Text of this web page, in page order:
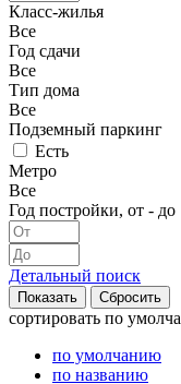
Класс-жилья
Все
Год сдачи
Все
Тип дома
Все
Подземный паркинг
Есть
Метро
Все
Год постройки, от - до
Детальный поиск
сортировать по
по умолчанию
по названию